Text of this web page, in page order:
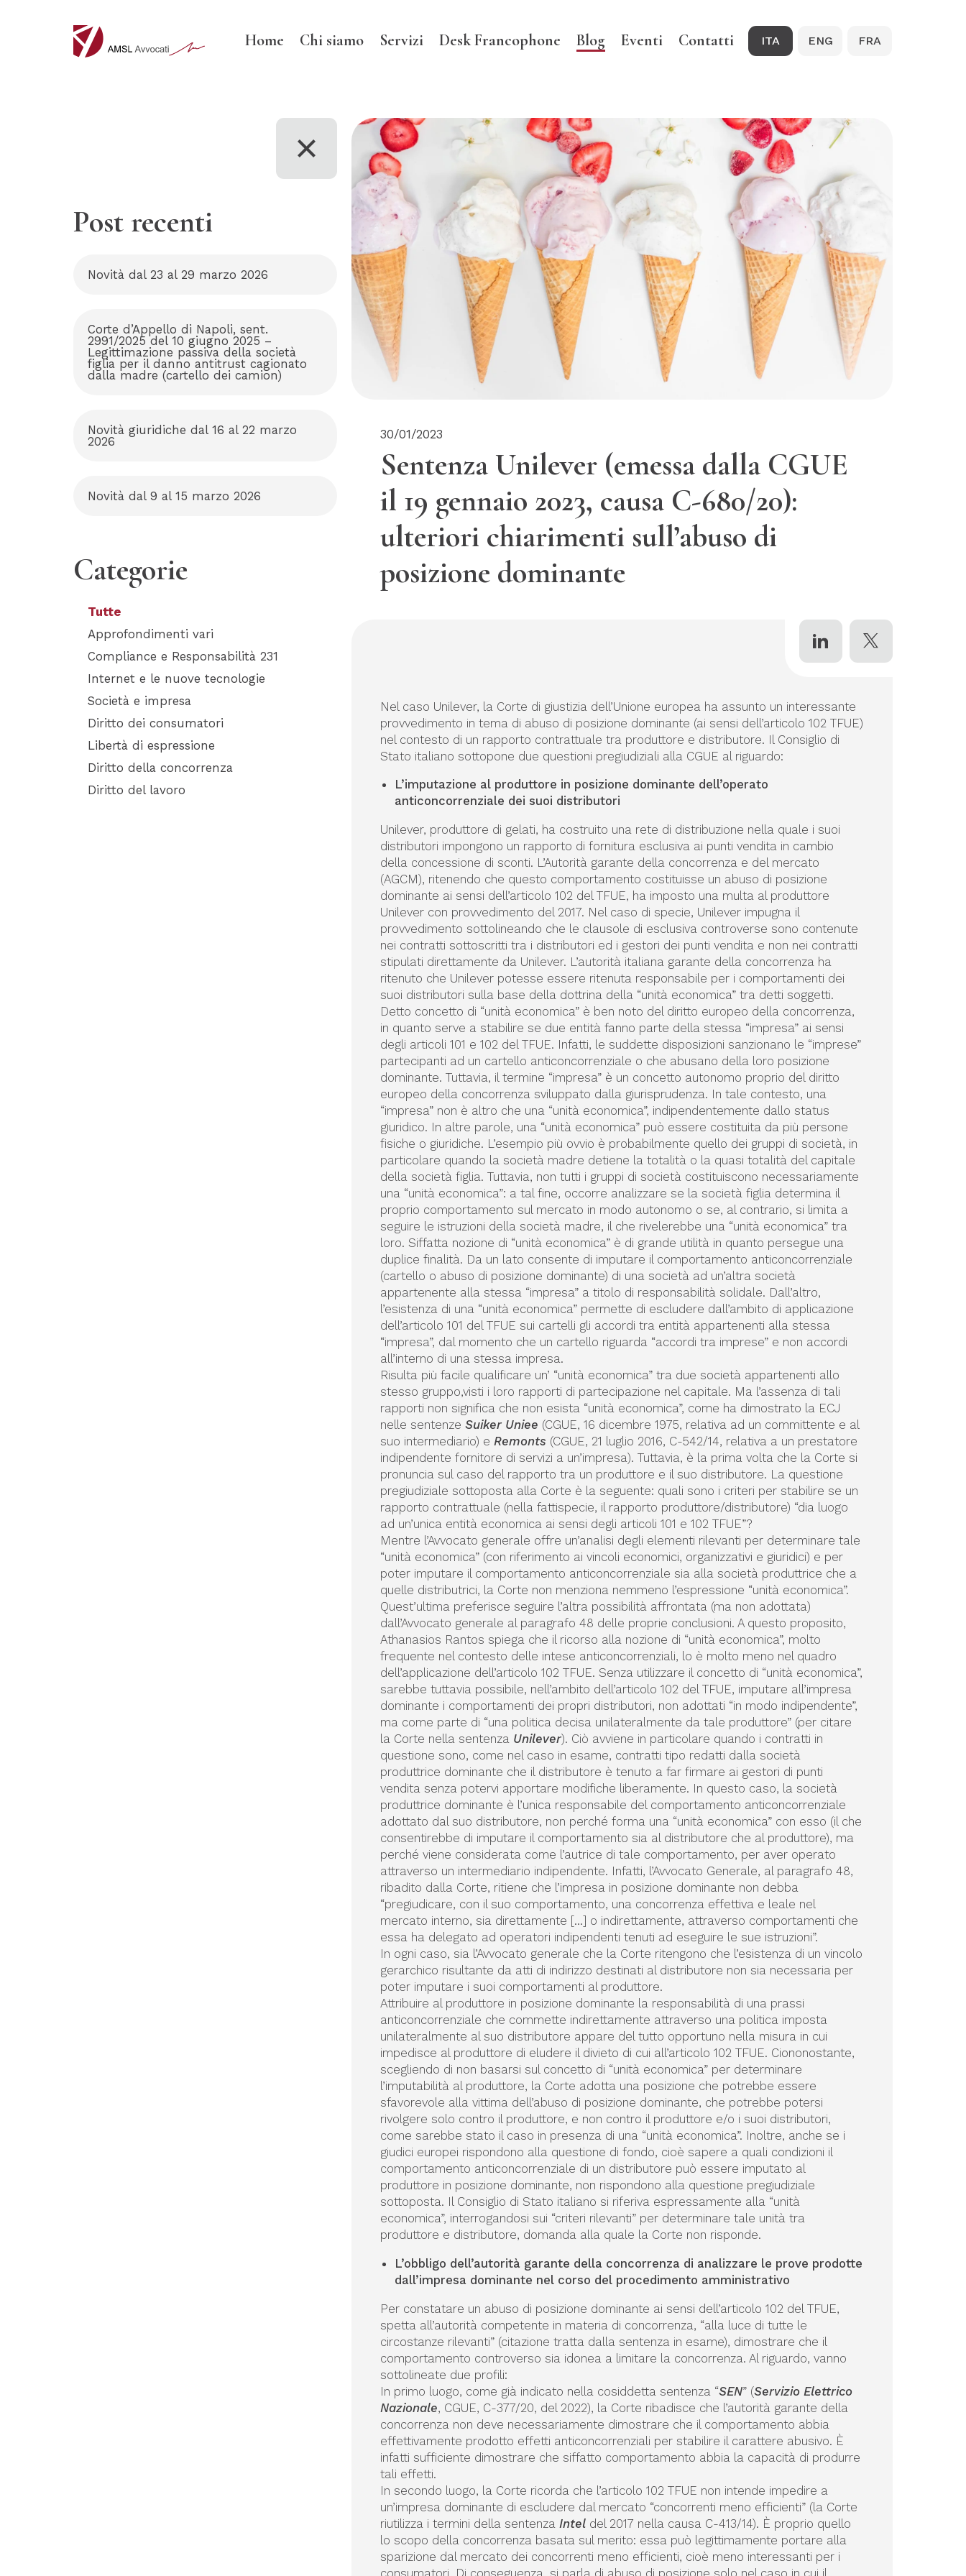
Home Chi siamo Servizi Desk Francophone Blog Eventi Contatti ITA ENG FRA
Post recenti
Novità dal 23 al 29 marzo 2026
Corte d’Appello di Napoli, sent.
2991/2025 del 10 giugno 2025 –
Legittimazione passiva della società
figlia per il danno antitrust cagionato
dalla madre (cartello dei camion)
Novità giuridiche dal 16 al 22 marzo
2026
Novità dal 9 al 15 marzo 2026
Categorie
Tutte
Approfondimenti vari
Compliance e Responsabilità 231
Internet e le nuove tecnologie
Società e impresa
Diritto dei consumatori
Libertà di espressione
Diritto della concorrenza
Diritto del lavoro
30/01/2023
Sentenza Unilever (emessa dalla CGUE
il 19 gennaio 2023, causa C-680/20):
ulteriori chiarimenti sull’abuso di
posizione dominante
Nel caso Unilever, la Corte di giustizia dell’Unione europea ha assunto un interessante
provvedimento in tema di abuso di posizione dominante (ai sensi dell’articolo 102 TFUE)
nel contesto di un rapporto contrattuale tra produttore e distributore. Il Consiglio di
Stato italiano sottopone due questioni pregiudiziali alla CGUE al riguardo:
L’imputazione al produttore in posizione dominante dell’operato
anticoncorrenziale dei suoi distributori
Unilever, produttore di gelati, ha costruito una rete di distribuzione nella quale i suoi
distributori impongono un rapporto di fornitura esclusiva ai punti vendita in cambio
della concessione di sconti. L’Autorità garante della concorrenza e del mercato
(AGCM), ritenendo che questo comportamento costituisse un abuso di posizione
dominante ai sensi dell’articolo 102 del TFUE, ha imposto una multa al produttore
Unilever con provvedimento del 2017. Nel caso di specie, Unilever impugna il
provvedimento sottolineando che le clausole di esclusiva controverse sono contenute
nei contratti sottoscritti tra i distributori ed i gestori dei punti vendita e non nei contratti
stipulati direttamente da Unilever. L’autorità italiana garante della concorrenza ha
ritenuto che Unilever potesse essere ritenuta responsabile per i comportamenti dei
suoi distributori sulla base della dottrina della “unità economica” tra detti soggetti.
Detto concetto di “unità economica” è ben noto del diritto europeo della concorrenza,
in quanto serve a stabilire se due entità fanno parte della stessa “impresa” ai sensi
degli articoli 101 e 102 del TFUE. Infatti, le suddette disposizioni sanzionano le “imprese”
partecipanti ad un cartello anticoncorrenziale o che abusano della loro posizione
dominante. Tuttavia, il termine “impresa” è un concetto autonomo proprio del diritto
europeo della concorrenza sviluppato dalla giurisprudenza. In tale contesto, una
“impresa” non è altro che una “unità economica”, indipendentemente dallo status
giuridico. In altre parole, una “unità economica” può essere costituita da più persone
fisiche o giuridiche. L’esempio più ovvio è probabilmente quello dei gruppi di società, in
particolare quando la società madre detiene la totalità o la quasi totalità del capitale
della società figlia. Tuttavia, non tutti i gruppi di società costituiscono necessariamente
una “unità economica”: a tal fine, occorre analizzare se la società figlia determina il
proprio comportamento sul mercato in modo autonomo o se, al contrario, si limita a
seguire le istruzioni della società madre, il che rivelerebbe una “unità economica” tra
loro. Siffatta nozione di “unità economica” è di grande utilità in quanto persegue una
duplice finalità. Da un lato consente di imputare il comportamento anticoncorrenziale
(cartello o abuso di posizione dominante) di una società ad un’altra società
appartenente alla stessa “impresa” a titolo di responsabilità solidale. Dall’altro,
l’esistenza di una “unità economica” permette di escludere dall’ambito di applicazione
dell’articolo 101 del TFUE sui cartelli gli accordi tra entità appartenenti alla stessa
“impresa”, dal momento che un cartello riguarda “accordi tra imprese” e non accordi
all’interno di una stessa impresa.
Risulta più facile qualificare un’ “unità economica” tra due società appartenenti allo
stesso gruppo,visti i loro rapporti di partecipazione nel capitale. Ma l’assenza di tali
rapporti non significa che non esista “unità economica”, come ha dimostrato la ECJ
nelle sentenze Suiker Uniee (CGUE, 16 dicembre 1975, relativa ad un committente e al
suo intermediario) e Remonts (CGUE, 21 luglio 2016, C-542/14, relativa a un prestatore
indipendente fornitore di servizi a un’impresa). Tuttavia, è la prima volta che la Corte si
pronuncia sul caso del rapporto tra un produttore e il suo distributore. La questione
pregiudiziale sottoposta alla Corte è la seguente: quali sono i criteri per stabilire se un
rapporto contrattuale (nella fattispecie, il rapporto produttore/distributore) “dia luogo
ad un’unica entità economica ai sensi degli articoli 101 e 102 TFUE”?
Mentre l’Avvocato generale offre un’analisi degli elementi rilevanti per determinare tale
“unità economica” (con riferimento ai vincoli economici, organizzativi e giuridici) e per
poter imputare il comportamento anticoncorrenziale sia alla società produttrice che a
quelle distributrici, la Corte non menziona nemmeno l’espressione “unità economica”.
Quest’ultima preferisce seguire l’altra possibilità affrontata (ma non adottata)
dall’Avvocato generale al paragrafo 48 delle proprie conclusioni. A questo proposito,
Athanasios Rantos spiega che il ricorso alla nozione di “unità economica”, molto
frequente nel contesto delle intese anticoncorrenziali, lo è molto meno nel quadro
dell’applicazione dell’articolo 102 TFUE. Senza utilizzare il concetto di “unità economica”,
sarebbe tuttavia possibile, nell’ambito dell’articolo 102 del TFUE, imputare all’impresa
dominante i comportamenti dei propri distributori, non adottati “in modo indipendente”,
ma come parte di “una politica decisa unilateralmente da tale produttore” (per citare
la Corte nella sentenza Unilever). Ciò avviene in particolare quando i contratti in
questione sono, come nel caso in esame, contratti tipo redatti dalla società
produttrice dominante che il distributore è tenuto a far firmare ai gestori di punti
vendita senza potervi apportare modifiche liberamente. In questo caso, la società
produttrice dominante è l’unica responsabile del comportamento anticoncorrenziale
adottato dal suo distributore, non perché forma una “unità economica” con esso (il che
consentirebbe di imputare il comportamento sia al distributore che al produttore), ma
perché viene considerata come l’autrice di tale comportamento, per aver operato
attraverso un intermediario indipendente. Infatti, l’Avvocato Generale, al paragrafo 48,
ribadito dalla Corte, ritiene che l’impresa in posizione dominante non debba
“pregiudicare, con il suo comportamento, una concorrenza effettiva e leale nel
mercato interno, sia direttamente […] o indirettamente, attraverso comportamenti che
essa ha delegato ad operatori indipendenti tenuti ad eseguire le sue istruzioni”.
In ogni caso, sia l’Avvocato generale che la Corte ritengono che l’esistenza di un vincolo
gerarchico risultante da atti di indirizzo destinati al distributore non sia necessaria per
poter imputare i suoi comportamenti al produttore.
Attribuire al produttore in posizione dominante la responsabilità di una prassi
anticoncorrenziale che commette indirettamente attraverso una politica imposta
unilateralmente al suo distributore appare del tutto opportuno nella misura in cui
impedisce al produttore di eludere il divieto di cui all’articolo 102 TFUE. Ciononostante,
scegliendo di non basarsi sul concetto di “unità economica” per determinare
l’imputabilità al produttore, la Corte adotta una posizione che potrebbe essere
sfavorevole alla vittima dell’abuso di posizione dominante, che potrebbe potersi
rivolgere solo contro il produttore, e non contro il produttore e/o i suoi distributori,
come sarebbe stato il caso in presenza di una “unità economica”. Inoltre, anche se i
giudici europei rispondono alla questione di fondo, cioè sapere a quali condizioni il
comportamento anticoncorrenziale di un distributore può essere imputato al
produttore in posizione dominante, non rispondono alla questione pregiudiziale
sottoposta. Il Consiglio di Stato italiano si riferiva espressamente alla “unità
economica”, interrogandosi sui “criteri rilevanti” per determinare tale unità tra
produttore e distributore, domanda alla quale la Corte non risponde.
L’obbligo dell’autorità garante della concorrenza di analizzare le prove prodotte
dall’impresa dominante nel corso del procedimento amministrativo
Per constatare un abuso di posizione dominante ai sensi dell’articolo 102 del TFUE,
spetta all’autorità competente in materia di concorrenza, “alla luce di tutte le
circostanze rilevanti” (citazione tratta dalla sentenza in esame), dimostrare che il
comportamento controverso sia idonea a limitare la concorrenza. Al riguardo, vanno
sottolineate due profili:
In primo luogo, come già indicato nella cosiddetta sentenza “SEN” (Servizio Elettrico
Nazionale, CGUE, C-377/20, del 2022), la Corte ribadisce che l’autorità garante della
concorrenza non deve necessariamente dimostrare che il comportamento abbia
effettivamente prodotto effetti anticoncorrenziali per stabilire il carattere abusivo. È
infatti sufficiente dimostrare che siffatto comportamento abbia la capacità di produrre
tali effetti.
In secondo luogo, la Corte ricorda che l’articolo 102 TFUE non intende impedire a
un’impresa dominante di escludere dal mercato “concorrenti meno efficienti” (la Corte
riutilizza i termini della sentenza Inteldel 2017 nella causa C-413/14). È proprio quello
lo scopo della concorrenza basata sul merito: essa può legittimamente portare alla
sparizione dal mercato dei concorrenti meno efficienti, cioè meno interessanti per i
consumatori. Di conseguenza, si parla di abuso di posizione solo nel caso in cui il